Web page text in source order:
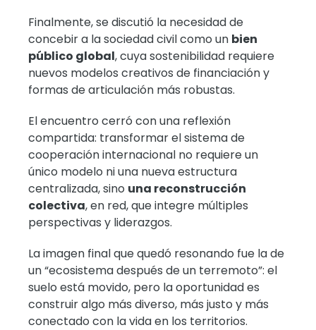
Finalmente, se discutió la necesidad de
concebir a la sociedad civil como un bien
público global, cuya sostenibilidad requiere
nuevos modelos creativos de financiación y
formas de articulación más robustas.
El encuentro cerró con una reflexión
compartida: transformar el sistema de
cooperación internacional no requiere un
único modelo ni una nueva estructura
centralizada, sino una reconstrucción
colectiva, en red, que integre múltiples
perspectivas y liderazgos.
La imagen final que quedó resonando fue la de
un “ecosistema después de un terremoto”: el
suelo está movido, pero la oportunidad es
construir algo más diverso, más justo y más
conectado con la vida en los territorios.